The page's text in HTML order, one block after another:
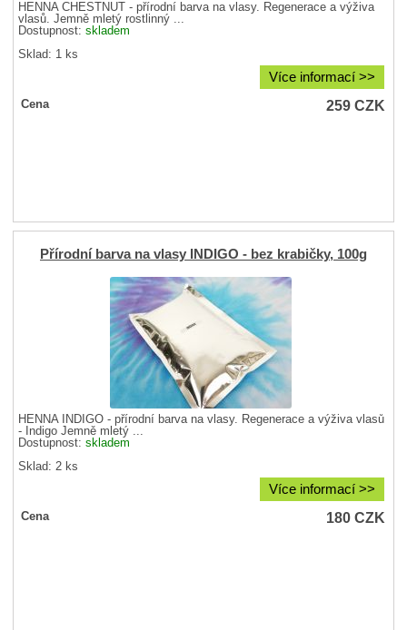
HENNA CHESTNUT - přírodní barva na vlasy. Regenerace a výživa
vlasů. Jemně mletý rostlinný ...
Dostupnost:skladem
Sklad: 1 ks
Více informací >>
Cena 259CZK
Přírodní barva na vlasy INDIGO - bez krabičky, 100g
HENNA INDIGO - přírodní barva na vlasy. Regenerace a výživa vlasů
- Indigo Jemně mletý ...
Dostupnost:skladem
Sklad: 2 ks
Více informací >>
Cena 180CZK